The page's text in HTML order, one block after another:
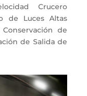
Crucero
de Luces Altas
de
de Salida de